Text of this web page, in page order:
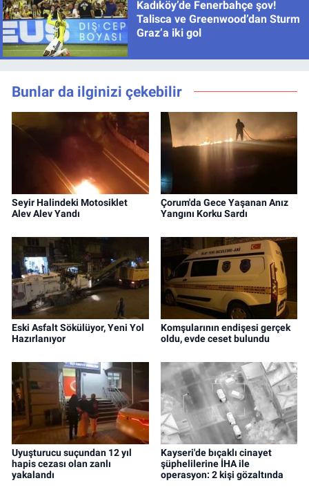
Kadıköy’de Fenerbahçe şov!
Talisca ve Greenwood’dan Sturm
Graz’a iki gol
Bunlar da ilginizi çekebilir
Seyir Halindeki Motosiklet
Alev Alev Yandı
Çorum'da Gece Yaşanan Anız
Yangını Korku Sardı
Eski Asfalt Sökülüyor, Yeni Yol
Hazırlanıyor
Komşularının endişesi gerçek
oldu, evde ceset bulundu
Uyuşturucu suçundan 12 yıl
hapis cezası olan zanlı
yakalandı
Kayseri'de bıçaklı cinayet
şüphelilerine İHA ile
operasyon: 2 kişi gözaltında